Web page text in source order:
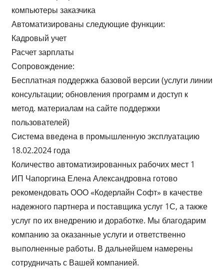
компьютеры заказчика
Автоматизированы следующие функции:
Кадровый учет
Расчет зарплаты
Сопровождение:
Бесплатная поддержка базовой версии (услуги линии
консультации; обновления программ и доступ к
метод. материалам на сайте поддержки
пользователей)
Система введена в промышленную эксплуатацию
18.02.2024 года
Количество автоматизированных рабочих мест 1
ИП Чапоргина Елена Александровна готово
рекомендовать ООО «Кодерлайн Софт» в качестве
надежного партнера и поставщика услуг 1С‚ а также
услуг по их внедрению и доработке. Мы благодарим
компанию за оказанные услуги и ответственно
выполненные работы. В дальнейшем намерены
сотрудничать с Вашей компанией.